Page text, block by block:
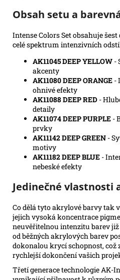
Obsah setu a
Intense Colors Set obsahuje
celé spektrum intenzivních
AK11045 DEEP YELLOW -
akcenty
AK11080 DEEP ORANGE -
ohnivé efekty
AK11088 DEEP RED -
detaily
AK11074 DEEP PURPLE -
prvky
AK11142 DEEP GREEN -
motivy
AK11182 DEEP BLUE -
nebeské efekty
Jedinečné vlastnosti
Co dělá tyto akrylové barvy tak
jejich vysoká koncentrace
neuvěřitelnou intenzitu barev
od běžných akrylových barev
dokonalou krycí schopnost, což
rychlejší dokončení vašich
Třetí generace technologie AK-